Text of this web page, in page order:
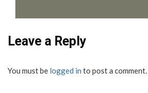
Leave a Reply
You must be logged in to post a comment.